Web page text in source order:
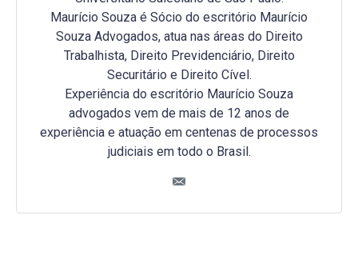
Maurício Souza é Sócio do escritório Maurício
Souza Advogados, atua nas áreas do Direito
Trabalhista, Direito Previdenciário, Direito
Securitário e Direito Cível.
Experiência do escritório Maurício Souza
advogados vem de mais de 12 anos de
experiência e atuação em centenas de processos
judiciais em todo o Brasil.